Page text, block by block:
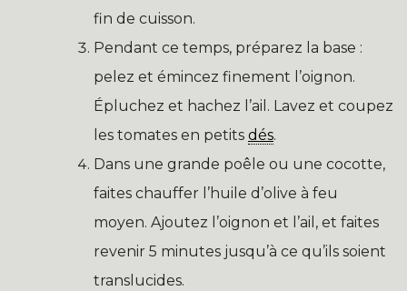
fin de cuisson.
Pendant ce temps, préparez la base :
pelez et émincez finement l’oignon.
Épluchez et hachez l’ail. Lavez et coupez
les tomates en petits dés.
Dans une grande poêle ou une cocotte,
faites chauffer l’huile d’olive à feu
moyen. Ajoutez l’oignon et l’ail, et faites
revenir 5 minutes jusqu’à ce qu’ils soient
translucides.